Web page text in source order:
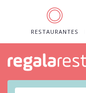
RESTAURANTES